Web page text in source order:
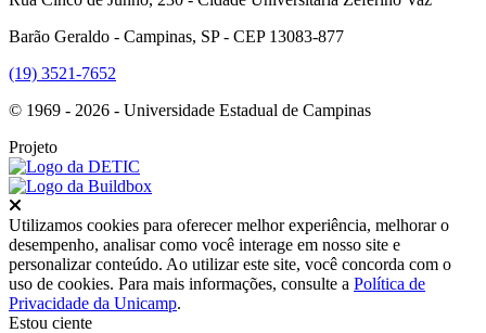
Barão Geraldo - Campinas, SP - CEP 13083-877
(19) 3521-7652
© 1969 - 2026 - Universidade Estadual de Campinas
Projeto
Utilizamos cookies para oferecer melhor experiência, melhorar o
desempenho, analisar como você interage em nosso site e
personalizar conteúdo. Ao utilizar este site, você concorda com o
uso de cookies. Para mais informações, consulte a Política de
Privacidade da Unicamp.
Estou ciente